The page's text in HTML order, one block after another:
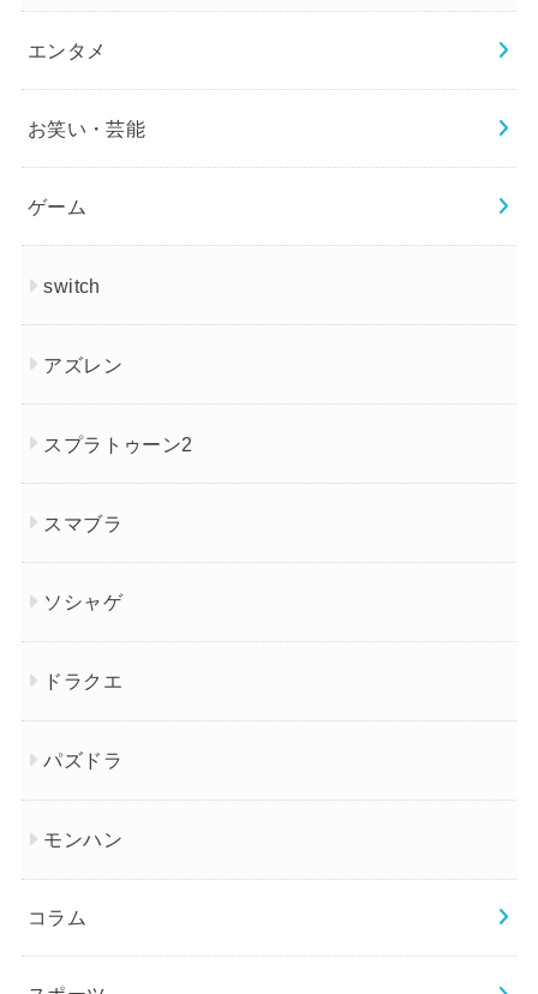
エンタメ
お笑い・芸能
ゲーム
switch
アズレン
スプラトゥーン2
スマブラ
ソシャゲ
ドラクエ
パズドラ
モンハン
コラム